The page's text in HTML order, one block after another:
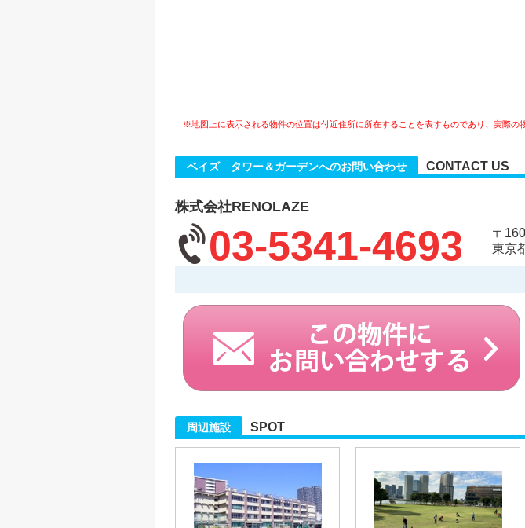
※地図上に表示される物件の位置は付近住所に所在することを表すものであり、実際の
ベイズ タワー＆ガーデンへのお問い合わせ CONTACT US
株式会社RENOLAZE
03-5341-4693
〒
東京
周辺施設 SPOT